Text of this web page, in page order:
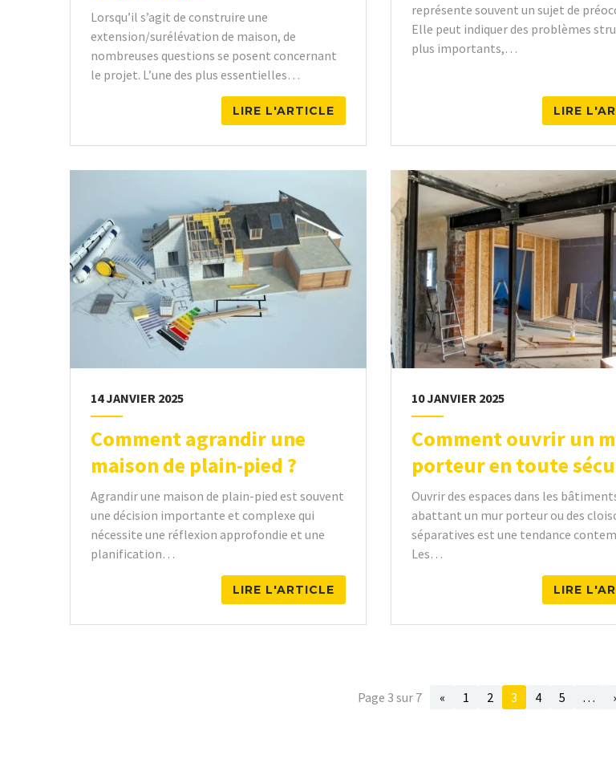
Lorsqu’il s’agit de construire une
extension/surélévation de maison, de
nombreuses questions se posent concernant
le projet. L’une des plus essentielles…
LIRE L'ARTICLE
représente souvent un sujet de
Elle peut indiquer des problèmes
plus importants,…
LIRE
14 JANVIER 2025
Comment agrandir une
maison de plain-pied ?
Agrandir une maison de plain-pied est souvent
une décision importante et complexe qui
nécessite une réflexion approfondie et une
planification…
LIRE L'ARTICLE
10 JANVIER 2025
Comment ouvrir un
porteur en toute
Ouvrir des espaces dans les
abattant un mur porteur ou des
séparatives est une tendance
Les…
LIRE
Page 3 sur 7 « 1 2 3 4 5 …